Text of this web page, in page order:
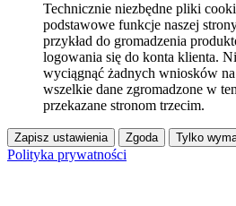
Technicznie niezbędne pliki
podstawowe funkcje naszej
przykład do gromadzenia
logowania się do konta klienta.
wyciągnąć żadnych wniosków
wszelkie dane zgromadzone w
przekazane stronom trzecim.
Zapisz ustawienia Zgoda Tylko
Polityka prywatności